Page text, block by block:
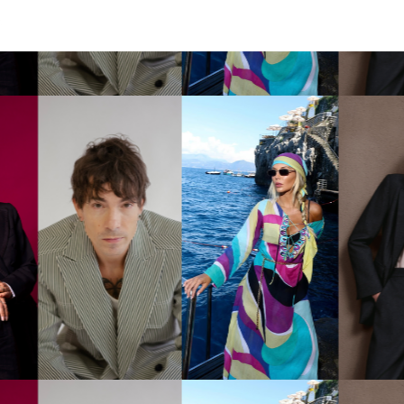
Login